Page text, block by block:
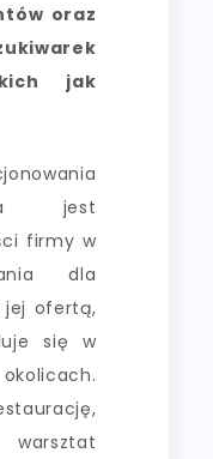
oraz
jak
jest
firmy w
dla
jej ofertą,
się w